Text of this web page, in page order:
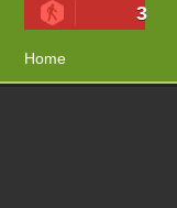
3
Home